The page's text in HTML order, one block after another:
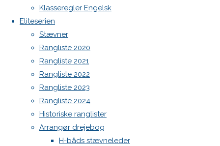
Klasseregler Engelsk
Eliteserien
Stævner
Rangliste 2020
Rangliste 2021
Rangliste 2022
Rangliste 2023
Rangliste 2024
Historiske ranglister
Arrangør drejebog
H-båds stævneleder
Previous
image
Skriv
et
svar
WordPress.org